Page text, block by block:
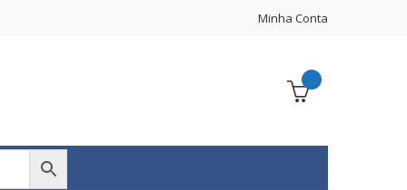
Minha Conta